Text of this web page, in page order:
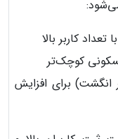
کاربر بالا
کوچک‌تر
انگشت) برای افزایش